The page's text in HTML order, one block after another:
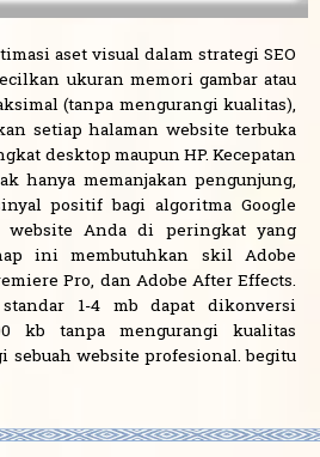
aset visual dalam strategi SEO
ukuran memori gambar atau
(tanpa mengurangi kualitas),
setiap halaman website terbuka
desktop maupun HP. Kecepatan
hanya memanjakan pengunjung,
positif bagi algoritma Google
website Anda di peringkat yang
ini membutuhkan skil Adobe
Pro, dan Adobe After Effects.
1-4 mb dapat dikonversi
kb tanpa mengurangi kualitas
sebuah website profesional. begitu